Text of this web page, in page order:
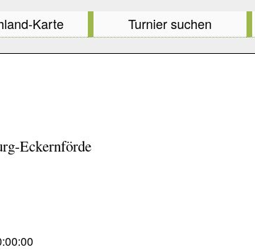
Karte Turnier suchen
Eckernförde